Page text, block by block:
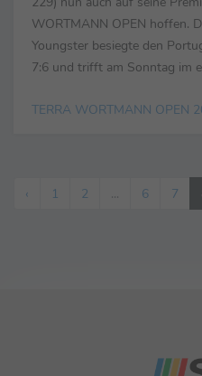
WORTMANN OPEN hoffen.
Youngster besiegte den
7:6 und trifft am Sonntag im
nächsten Gegner. ...
TERRA WORTMANN OPEN
‹ 1 2 ... 6 7